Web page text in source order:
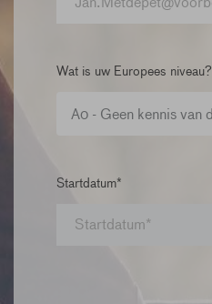
Wat is uw Europees niveau?
Startdatum*